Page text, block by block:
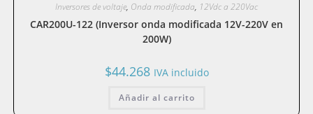
Inversores de voltaje, Onda modificada, 12Vdc a 220Vac
CAR200U-122 (Inversor onda modificada 12V-220V en
200W)
$44.268 IVA incluido
Añadir al carrito